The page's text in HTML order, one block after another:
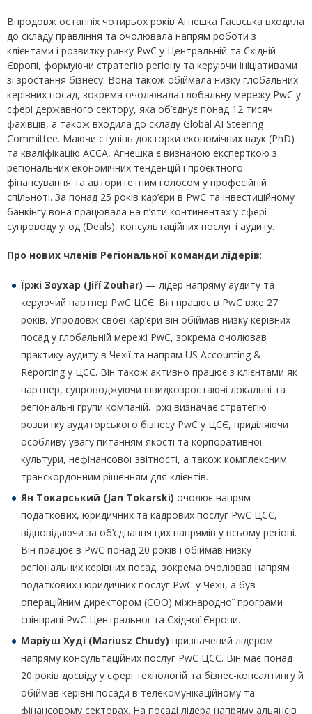
Впродовж останніх чотирьох років Агнешка Гаєвська входила
до складу правління та очолювала напрям роботи з
клієнтами і розвитку ринку PwC у Центральній та Східній
Європі, формуючи стратегію регіону та керуючи ініціативами
зі зростання бізнесу. Вона також обіймала низку глобальних
керівних посад, зокрема очолювала глобальну мережу PwC у
сфері державного сектору, яка об’єднує понад 12 тисяч
фахівців, а також входила до складу Global AI Steering
Committee. Маючи ступінь докторки економічних наук (PhD)
та кваліфікацію ACCA, Агнешка є визнаною експерткою з
регіональних економічних тенденцій і проєктного
фінансування та авторитетним голосом у професійній
спільноті. За понад 25 років кар’єри в PwC та інвестиційному
банкінгу вона працювала на п’яти континентах у сфері
супроводу угод (Deals), консультаційних послуг і аудиту.
Про нових членів Регіональної команди лідерів:
Їржі Зоуxар (Jiří Zouhar) — лідер напряму аудиту та
керуючий партнер PwC ЦСЄ. Він працює в PwC вже 27
років. Упродовж своєї кар’єри він обіймав низку керівних
посад у глобальній мережі PwC, зокрема очолював
практику аудиту в Чехії та напрям US Accounting &
Reporting у ЦСЄ. Він також активно працює з клієнтами як
партнер, супроводжуючи швидкозростаючі локальні та
регіональні групи компаній. Їржі визначає стратегію
розвитку аудиторського бізнесу PwC у ЦСЄ, приділяючи
особливу увагу питанням якості та корпоративної
культури, нефінансової звітності, а також комплексним
транскордонним рішенням для клієнтів.
Ян Токарський (Jan Tokarski) очолює напрям
податкових, юридичних та кадрових послуг PwC ЦСЄ,
відповідаючи за об’єднання цих напрямів у всьому регіоні.
Він працює в PwC понад 20 років і обіймав низку
регіональних керівних посад, зокрема очолював напрям
податкових і юридичних послуг PwC у Чехії, а був
операційним директором (COO) міжнародної програми
співпраці PwC Центральної та Східної Європи.
Маріуш Худі (Mariusz Chudy) призначений лідером
напряму консультаційних послуг PwC ЦСЄ. Він має понад
20 років досвіду у сфері технологій та бізнес-консалтингу й
обіймав керівні посади в телекомунікаційному та
фінансовому секторах. На посаді лідера напряму альянсів